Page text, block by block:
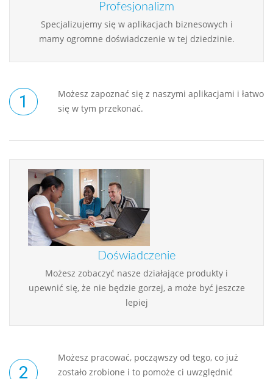
Profesjonalizm
Specjalizujemy się w aplikacjach biznesowych i
mamy ogromne doświadczenie w tej dziedzinie.
Możesz zapoznać się z naszymi aplikacjami i łatwo
się w tym przekonać.
Doświadczenie
Możesz zobaczyć nasze działające produkty i
upewnić się, że nie będzie gorzej, a może być jeszcze
lepiej
Możesz pracować, począwszy od tego, co już
zostało zrobione i to pomoże ci uwzględnić